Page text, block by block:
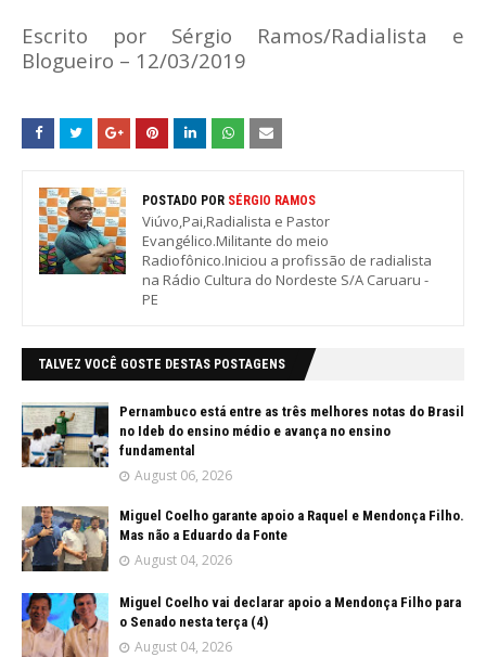
Escrito por Sérgio Ramos/Radialista e
Blogueiro – 12/03/2019
POSTADO POR SÉRGIO RAMOS
Viúvo,Pai,Radialista e Pastor
Evangélico.Militante do meio
Radiofônico.Iniciou a profissão de radialista
na Rádio Cultura do Nordeste S/A Caruaru -
PE
TALVEZ VOCÊ GOSTE DESTAS POSTAGENS
Pernambuco está entre as três melhores notas do Brasil
no Ideb do ensino médio e avança no ensino
fundamental
August 06, 2026
Miguel Coelho garante apoio a Raquel e Mendonça Filho.
Mas não a Eduardo da Fonte
August 04, 2026
Miguel Coelho vai declarar apoio a Mendonça Filho para
o Senado nesta terça (4)
August 04, 2026